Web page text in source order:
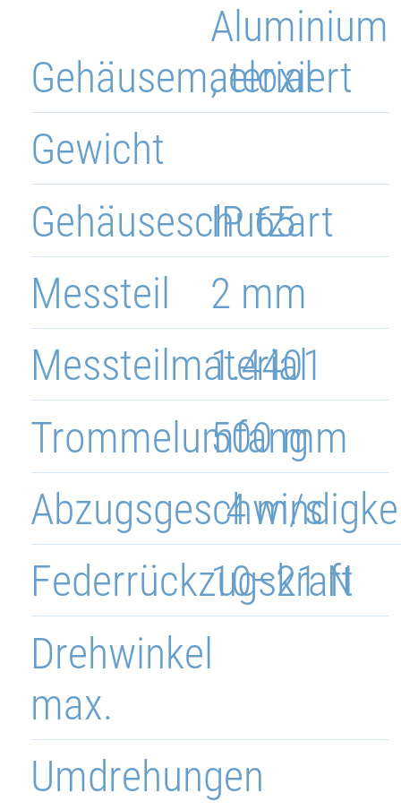
Aluminium
, eloxiert
Gehäusematerial
Gewicht
IP 65
Gehäuseschutzart
1.4401
Messteilmaterial
500 mm
Trommelumfang
10–21 N
Federrückzugskraft
Drehwinkel
max.
4 m/s
2 mm
Messteil
Umdrehungen